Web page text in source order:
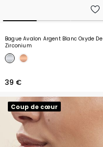
Bague Avalon Argent Blanc Oxyde De
Zirconium
39 €
Coup de cœur